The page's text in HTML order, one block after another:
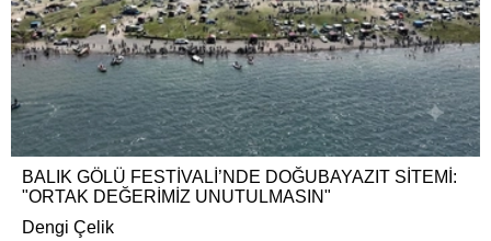
BALIK GÖLÜ FESTİVALİ’NDE DOĞUBAYAZIT SİTEMİ:
"ORTAK DEĞERİMİZ UNUTULMASIN"
Dengi Çelik